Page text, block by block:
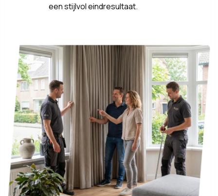
een stijlvol eindresultaat.